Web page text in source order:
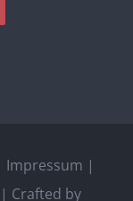
Impressum |
| Crafted by